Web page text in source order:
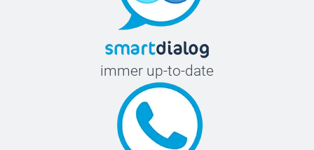
immer up-to-date